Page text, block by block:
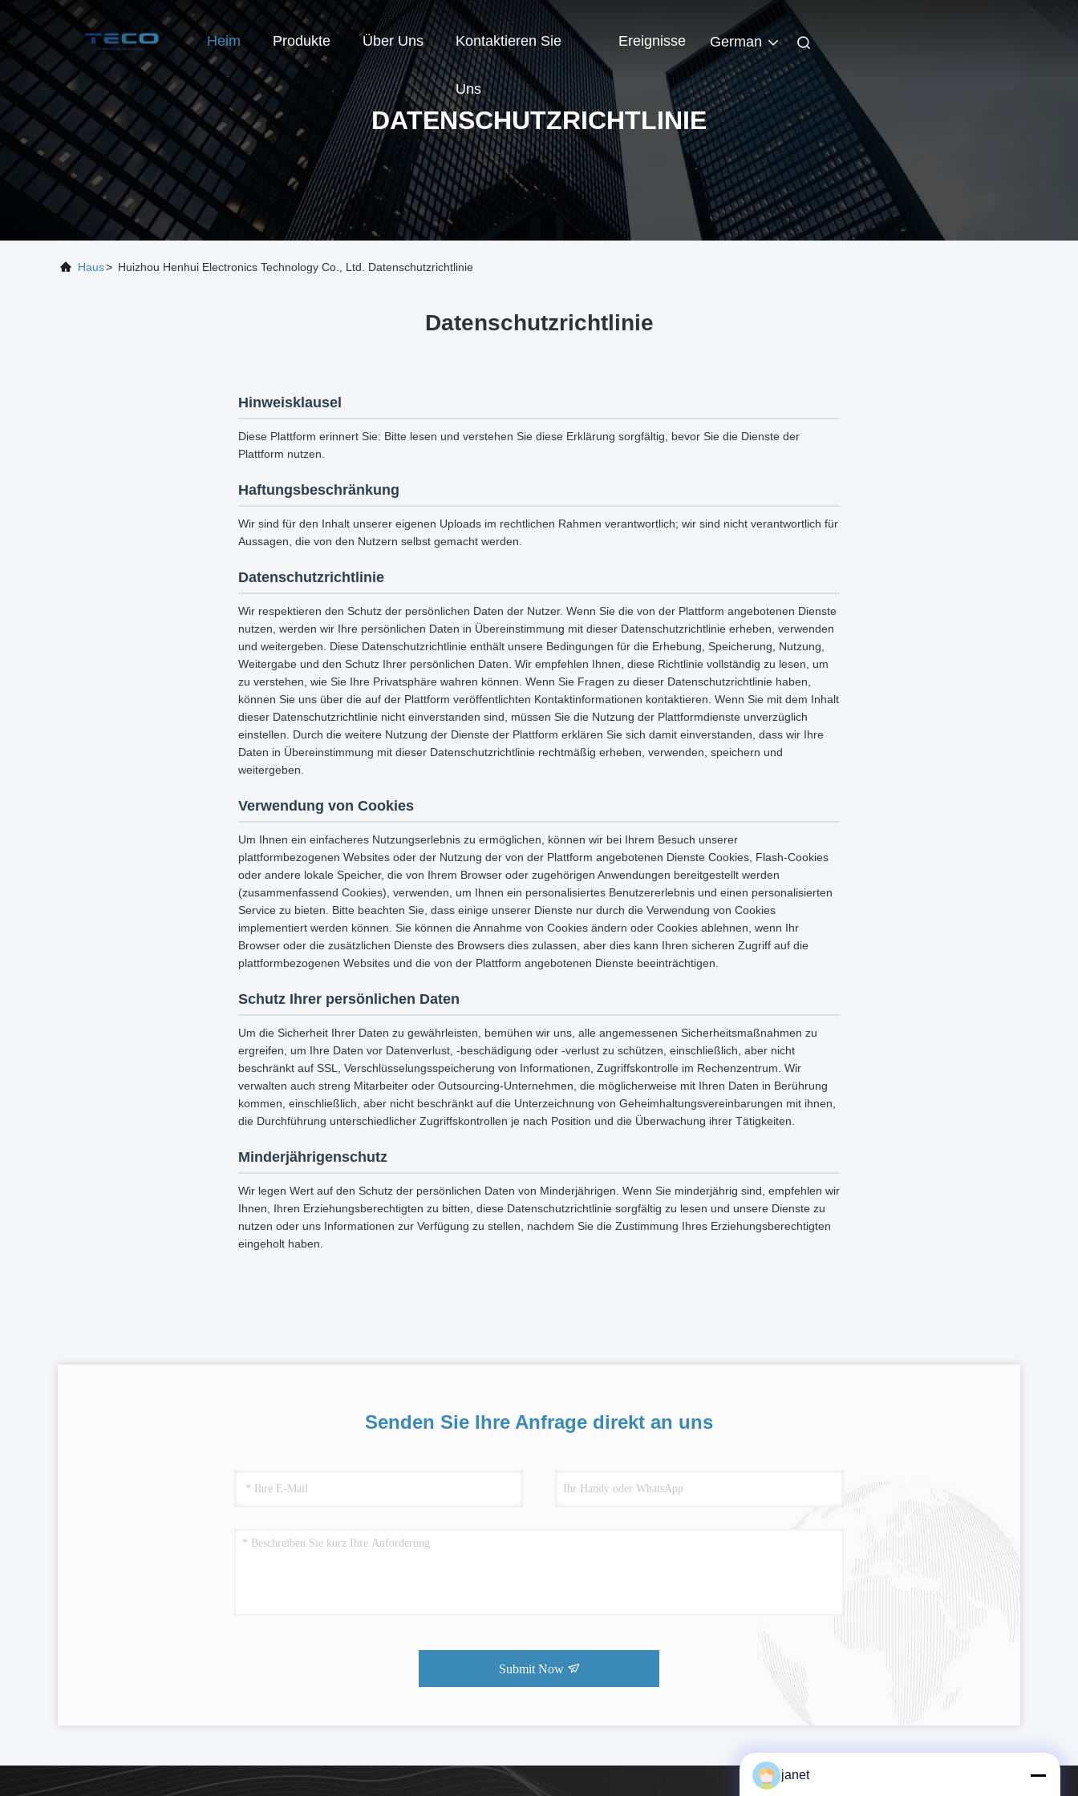
Heim Produkte Über Uns Kontaktieren Sie
Uns
Ereignisse German
DATENSCHUTZRICHTLINIE
Haus> Huizhou Henhui Electronics Technology Co., Ltd. Datenschutzrichtlinie
Datenschutzrichtlinie
Hinweisklausel
Diese Plattform erinnert Sie: Bitte lesen und verstehen Sie diese Erklärung sorgfältig, bevor Sie die Dienste der
Plattform nutzen.
Haftungsbeschränkung
Wir sind für den Inhalt unserer eigenen Uploads im rechtlichen Rahmen verantwortlich; wir sind nicht verantwortlich für
Aussagen, die von den Nutzern selbst gemacht werden.
Datenschutzrichtlinie
Wir respektieren den Schutz der persönlichen Daten der Nutzer. Wenn Sie die von der Plattform angebotenen Dienste
nutzen, werden wir Ihre persönlichen Daten in Übereinstimmung mit dieser Datenschutzrichtlinie erheben, verwenden
und weitergeben. Diese Datenschutzrichtlinie enthält unsere Bedingungen für die Erhebung, Speicherung, Nutzung,
Weitergabe und den Schutz Ihrer persönlichen Daten. Wir empfehlen Ihnen, diese Richtlinie vollständig zu lesen, um
zu verstehen, wie Sie Ihre Privatsphäre wahren können. Wenn Sie Fragen zu dieser Datenschutzrichtlinie haben,
können Sie uns über die auf der Plattform veröffentlichten Kontaktinformationen kontaktieren. Wenn Sie mit dem Inhalt
dieser Datenschutzrichtlinie nicht einverstanden sind, müssen Sie die Nutzung der Plattformdienste unverzüglich
einstellen. Durch die weitere Nutzung der Dienste der Plattform erklären Sie sich damit einverstanden, dass wir Ihre
Daten in Übereinstimmung mit dieser Datenschutzrichtlinie rechtmäßig erheben, verwenden, speichern und
weitergeben.
Verwendung von Cookies
Um Ihnen ein einfacheres Nutzungserlebnis zu ermöglichen, können wir bei Ihrem Besuch unserer
plattformbezogenen Websites oder der Nutzung der von der Plattform angebotenen Dienste Cookies, Flash-Cookies
oder andere lokale Speicher, die von Ihrem Browser oder zugehörigen Anwendungen bereitgestellt werden
(zusammenfassend Cookies), verwenden, um Ihnen ein personalisiertes Benutzererlebnis und einen personalisierten
Service zu bieten. Bitte beachten Sie, dass einige unserer Dienste nur durch die Verwendung von Cookies
implementiert werden können. Sie können die Annahme von Cookies ändern oder Cookies ablehnen, wenn Ihr
Browser oder die zusätzlichen Dienste des Browsers dies zulassen, aber dies kann Ihren sicheren Zugriff auf die
plattformbezogenen Websites und die von der Plattform angebotenen Dienste beeinträchtigen.
Schutz Ihrer persönlichen Daten
Um die Sicherheit Ihrer Daten zu gewährleisten, bemühen wir uns, alle angemessenen Sicherheitsmaßnahmen zu
ergreifen, um Ihre Daten vor Datenverlust, -beschädigung oder -verlust zu schützen, einschließlich, aber nicht
beschränkt auf SSL, Verschlüsselungsspeicherung von Informationen, Zugriffskontrolle im Rechenzentrum. Wir
verwalten auch streng Mitarbeiter oder Outsourcing-Unternehmen, die möglicherweise mit Ihren Daten in Berührung
kommen, einschließlich, aber nicht beschränkt auf die Unterzeichnung von Geheimhaltungsvereinbarungen mit ihnen,
die Durchführung unterschiedlicher Zugriffskontrollen je nach Position und die Überwachung ihrer Tätigkeiten.
Minderjährigenschutz
Wir legen Wert auf den Schutz der persönlichen Daten von Minderjährigen. Wenn Sie minderjährig sind, empfehlen wir
Ihnen, Ihren Erziehungsberechtigten zu bitten, diese Datenschutzrichtlinie sorgfältig zu lesen und unsere Dienste zu
nutzen oder uns Informationen zur Verfügung zu stellen, nachdem Sie die Zustimmung Ihres Erziehungsberechtigten
eingeholt haben.
Senden Sie Ihre Anfrage direkt an uns
Submit Now
janet